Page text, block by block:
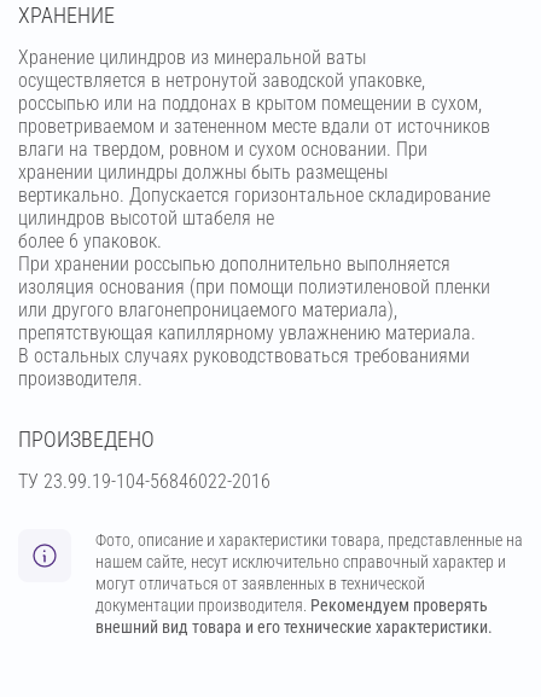
ХРАНЕНИЕ
Хранение цилиндров из минеральной ваты
осуществляется в нетронутой заводской упаковке,
россыпью или на поддонах в крытом помещении в сухом,
проветриваемом и затененном месте вдали от источников
влаги на твердом, ровном и сухом основании. При
хранении цилиндры должны быть размещены
вертикально. Допускается горизонтальное складирование
цилиндров высотой штабеля не
более 6 упаковок.
При хранении россыпью дополнительно выполняется
изоляция основания (при помощи полиэтиленовой пленки
или другого влагонепроницаемого материала),
препятствующая капиллярному увлажнению материала.
В остальных случаях руководствоваться требованиями
производителя.
ПРОИЗВЕДЕНО
ТУ 23.99.19-104-56846022-2016
Фото, описание и характеристики товара, представленные на
нашем сайте, несут исключительно справочный характер и
могут отличаться от заявленных в технической
документации производителя. Рекомендуем проверять
внешний вид товара и его технические характеристики.